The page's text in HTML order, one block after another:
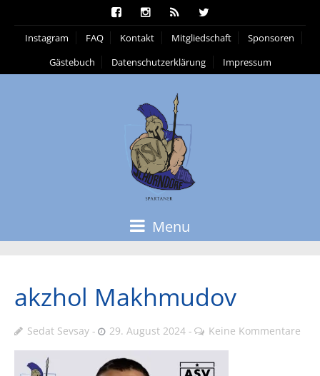
Instagram FAQ Kontakt Mitgliedschaft
Sponsoren
Gästebuch
Datenschutzerklärung Impressum
Menu
akzhol Makhmudov
Sedat Sevsay 29. August 2024 Keine Kommentare